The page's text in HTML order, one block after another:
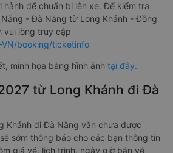
để chuẩn bị lên xe. Để kiểm tra
- Đà Nẵng từ Long Khánh - Đồng
vui lòng truy cập
booking/ticketinfo
minh họa bằng hình ảnh tại đây.
từ Long Khánh đi Đà
Khánh đi Đà Nẵng vẫn chưa được
sớm thông báo cho các bạn thông tin
giá vé, lịch trình, ngày giờ bán vé